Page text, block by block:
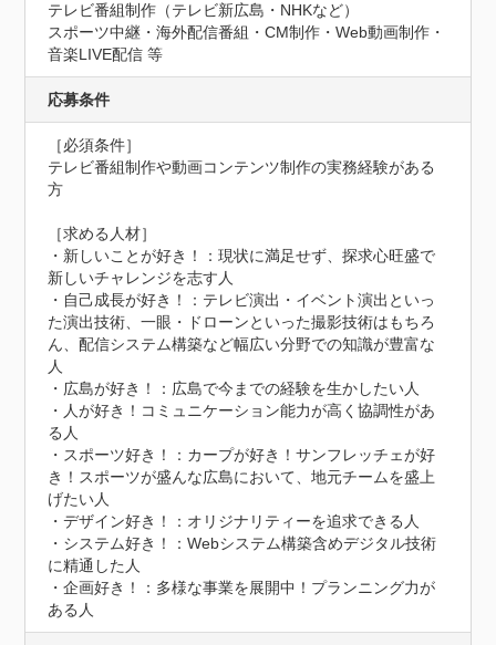
テレビ番組制作（テレビ新広島・NHKなど）
スポーツ中継・海外配信番組・CM制作・Web動画制作・
音楽LIVE配信 等
応募条件
［必須条件］
テレビ番組制作や動画コンテンツ制作の実務経験がある
方
［求める人材］
・新しいことが好き！：現状に満足せず、探求心旺盛で
新しいチャレンジを志す人
・自己成長が好き！：テレビ演出・イベント演出といっ
た演出技術、一眼・ドローンといった撮影技術はもちろ
ん、配信システム構築など幅広い分野での知識が豊富な
人
・広島が好き！：広島で今までの経験を生かしたい人
・人が好き！コミュニケーション能力が高く協調性があ
る人
・スポーツ好き！：カープが好き！サンフレッチェが好
き！スポーツが盛んな広島において、地元チームを盛上
げたい人
・デザイン好き！：オリジナリティーを追求できる人
・システム好き！：Webシステム構築含めデジタル技術
に精通した人
・企画好き！：多様な事業を展開中！プランニング力が
ある人